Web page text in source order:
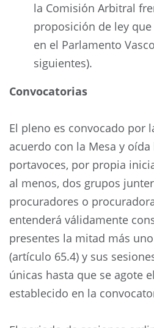
la Comisión Arbitral
proposición de ley
en el Parlamento
siguientes).
Convocatorias
El pleno es convocado por
acuerdo con la Mesa y
portavoces, por propia
al menos, dos grupos
procuradores o
entenderá válidamente
presentes la mitad más
(artículo 65.4) y sus
únicas hasta que se agote
establecido en la